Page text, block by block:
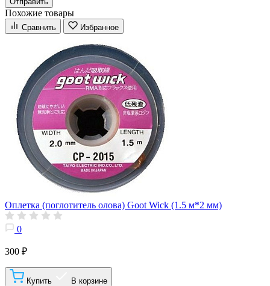
Похожие товары
Сравнить Избранное
Оплетка (поглотитель олова) Goot Wick (1.5 м*2 мм)
0
300 ₽
Купить В корзине